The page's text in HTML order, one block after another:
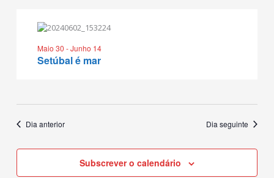
Setúbal é mar
Maio 30 -Junho 14
Dia anterior Dia seguinte
Subscrever o calendário